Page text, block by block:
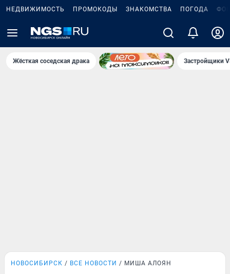
НЕДВИЖИМОСТЬ ПРОМОКОДЫ ЗНАКОМСТВА ПОГОДА
Жёсткая соседская драка Застройщики
НОВОСИБИРСК ВСЕ НОВОСТИ МИША АЛОЯН